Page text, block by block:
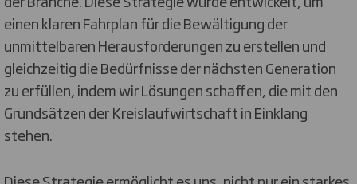
einen klaren Fahrplan für die Bewältigung der
unmittelbaren Herausforderungen zu erstellen und
gleichzeitig die Bedürfnisse der nächsten Generation
zu erfüllen, indem wir Lösungen schaffen, die mit den
Grundsätzen der Kreislaufwirtschaft in Einklang
stehen.